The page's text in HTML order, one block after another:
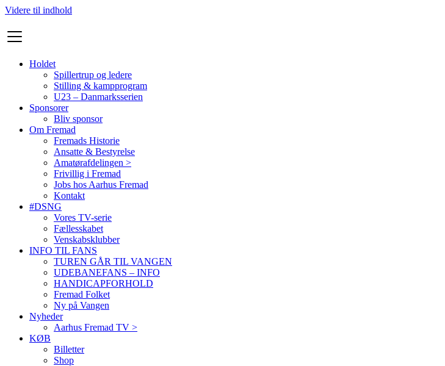
Videre til indhold
Holdet
Spillertrup og ledere
Stilling & kampprogram
U23 – Danmarksserien
Sponsorer
Bliv sponsor
Om Fremad
Fremads Historie
Ansatte & Bestyrelse
Amatørafdelingen >
Frivillig i Fremad
Jobs hos Aarhus Fremad
Kontakt
#DSNG
Vores TV-serie
Fællesskabet
Venskabsklubber
INFO TIL FANS
TUREN GÅR TIL VANGEN
UDEBANEFANS – INFO
HANDICAPFORHOLD
Fremad Folket
Ny på Vangen
Nyheder
Aarhus Fremad TV >
KØB
Billetter
Shop